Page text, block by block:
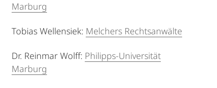
Marburg
Tobias Wellensiek: Melchers Rechtsanwälte
Dr. Reinmar Wolff: Philipps-Universität
Marburg